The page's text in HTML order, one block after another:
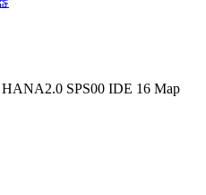
SPS00 IDE 16 Map